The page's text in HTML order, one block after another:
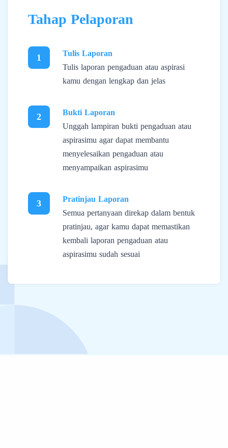
Tahap Pelaporan
1
Tulis Laporan
Tulis laporan pengaduan atau aspirasi
kamu dengan lengkap dan jelas
2
Bukti Laporan
Unggah lampiran bukti pengaduan atau
aspirasimu agar dapat membantu
menyelesaikan pengaduan atau
menyampaikan aspirasimu
3
Pratinjau Laporan
Semua pertanyaan direkap dalam bentuk
pratinjau, agar kamu dapat memastikan
kembali laporan pengaduan atau
aspirasimu sudah sesuai